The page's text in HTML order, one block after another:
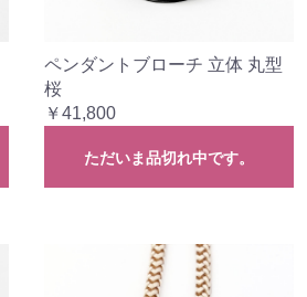
ペンダントブローチ 立体 丸型
桜
￥41,800
ただいま品切れ中です。